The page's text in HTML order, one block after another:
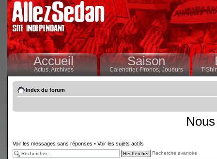
Accueil
Actus,Archives
Saison
Calendrier,Pronos, Joueurs T-
Index du forum
Voir les messages sans réponses • Voir les sujets actifs
Recherche avancée